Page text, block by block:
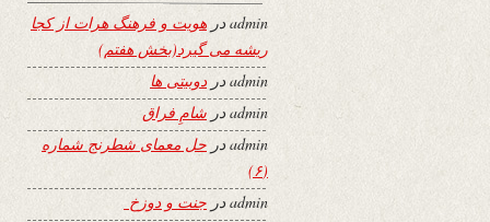
adminدر هویت و فرهنگ هرات از کجا
ریشه می گیرد(بخش هفتم)
admin دردوبیتی ها
adminدر شامِ فراق
adminدر حل معمای شطرنج شماره
(۶)
adminدر جنت و دوزخ